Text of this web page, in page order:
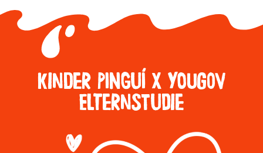
kInDeR PiNgUÍ x yOuGoV
ElTeRnStUdIe